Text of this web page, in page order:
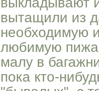
вытащили из
необходимую
любимую
малу в
пока кто-